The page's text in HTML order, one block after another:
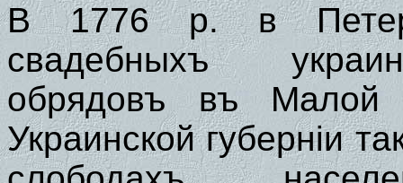
В 1776 р. в
свадебныхъ
обрядовъ въ Малой
Украинской губерніи